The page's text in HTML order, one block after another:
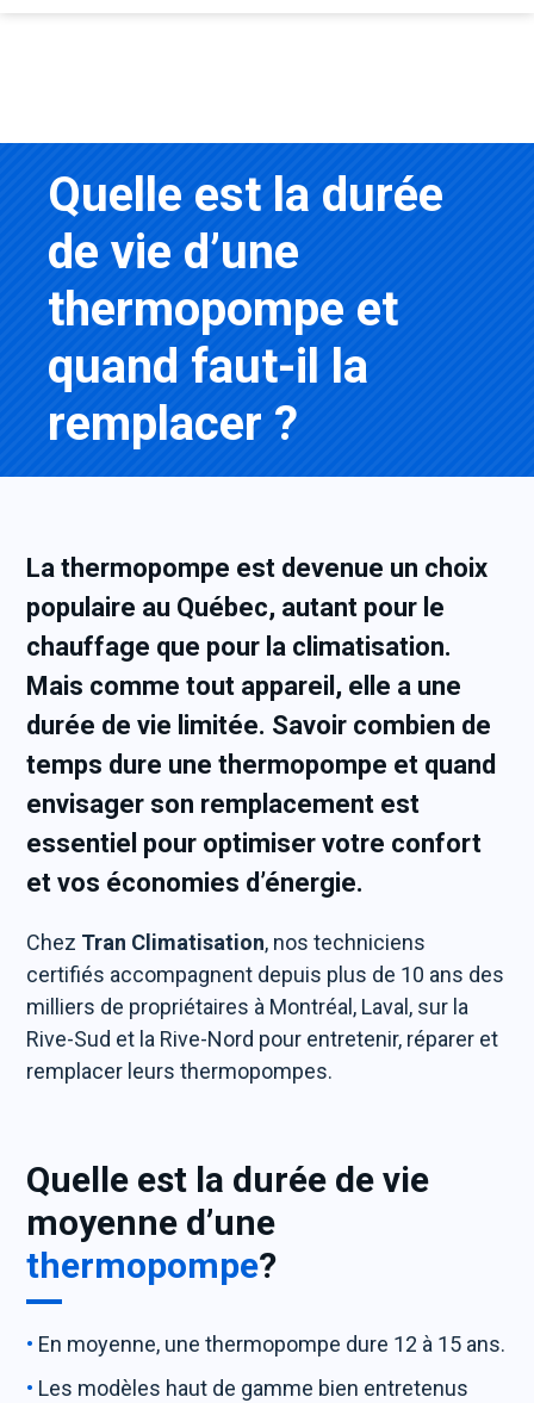
Quelle est la durée
de vie d’une
thermopompe et
quand faut-il la
remplacer ?
La thermopompe est devenue un choix
populaire au Québec, autant pour le
chauffage que pour la climatisation.
Mais comme tout appareil, elle a une
durée de vie limitée. Savoir combien de
temps dure une thermopompe et quand
envisager son remplacement est
essentiel pour optimiser votre confort
et vos économies d’énergie.
Chez Tran Climatisation, nos techniciens
certifiés accompagnent depuis plus de 10 ans des
milliers de propriétaires à Montréal, Laval, sur la
Rive-Sud et la Rive-Nord pour entretenir, réparer et
remplacer leurs thermopompes.
Quelle est la durée de vie
moyenne d’une
thermopompe?
En moyenne, une thermopompe dure 12 à 15 ans.
Les modèles haut de gamme bien entretenus